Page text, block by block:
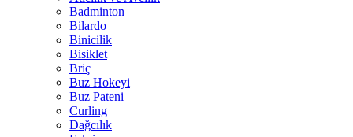
Badminton
Bilardo
Binicilik
Bisiklet
Briç
Buz Hokeyi
Buz Pateni
Curling
Dağcılık